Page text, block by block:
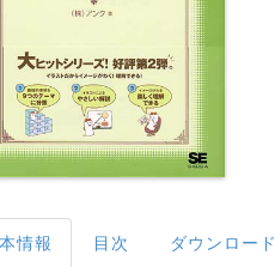
情報 目次 ダウンロード